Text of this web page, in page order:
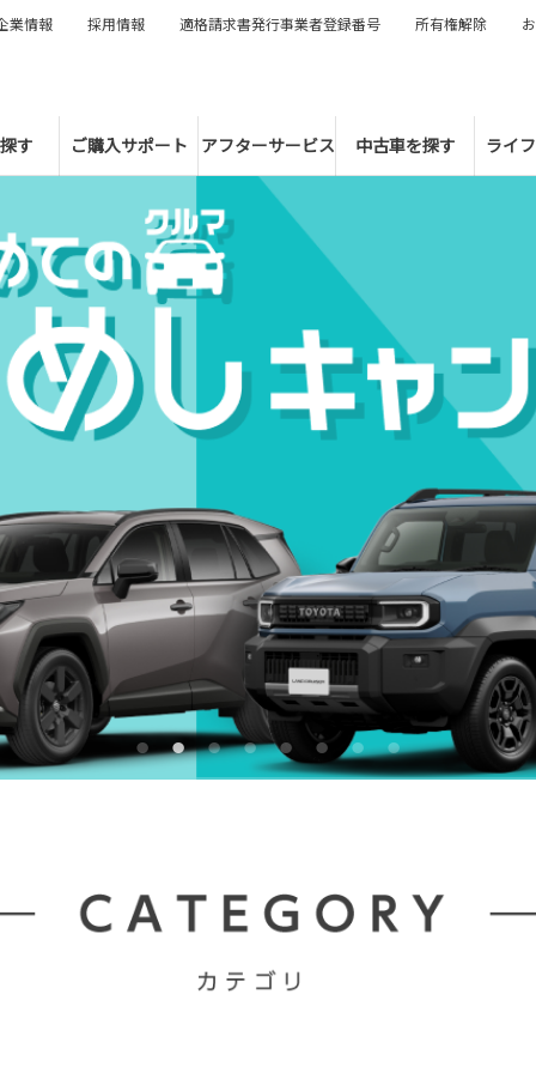
す ご購入サポート アフターサービス 中古車を探す ライ
業情報 採用情報 適格請求書発行事業者登録番号 所有権解除